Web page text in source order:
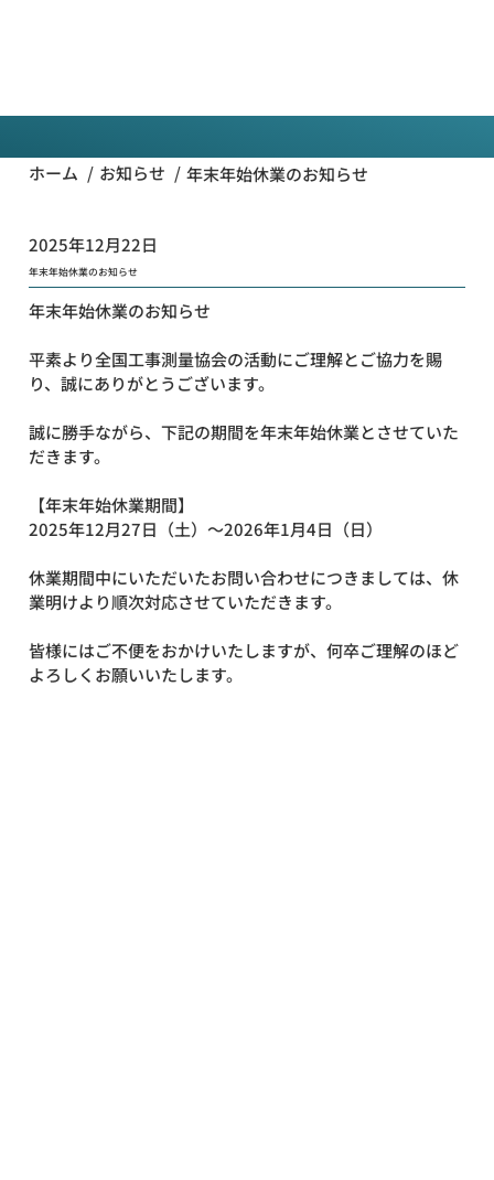
2025年12月22日
年末年始休業のお知らせ
年末年始休業のお知らせ
平素より全国工事測量協会の活動にご理解とご協力を賜
り、誠にありがとうございます。
誠に勝手ながら、下記の期間を年末年始休業とさせていた
だきます。
【年末年始休業期間】
2025年12月27日（土）～2026年1月4日（日）
休業期間中にいただいたお問い合わせにつきましては、休
業明けより順次対応させていただきます。
皆様にはご不便をおかけいたしますが、何卒ご理解のほど
よろしくお願いいたします。
ホーム / お知らせ / 年末年始休業のお知らせ